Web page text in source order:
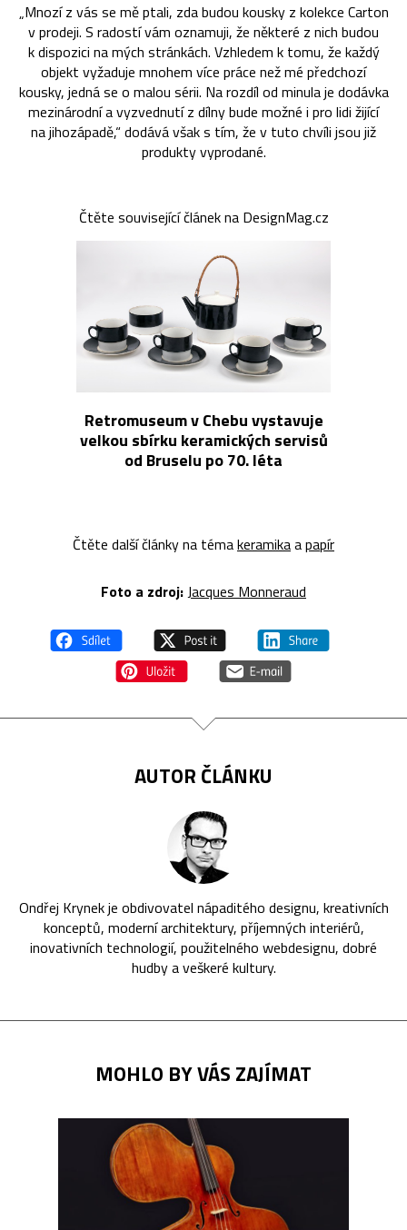
„Mnozí z vás se mě ptali, zda budou kousky z kolekce Carton
v prodeji. S radostí vám oznamuji, že některé z nich budou
k dispozici na mých stránkách. Vzhledem k tomu, že každý
objekt vyžaduje mnohem více práce než mé předchozí
kousky, jedná se o malou sérii. Na rozdíl od minula je dodávka
mezinárodní a vyzvednutí z dílny bude možné i pro lidi žijící
na jihozápadě,“ dodává však s tím, že v tuto chvíli jsou již
produkty vyprodané.
Čtěte související článek na DesignMag.cz
Retromuseum v Chebu vystavuje
velkou sbírku keramických servisů
od Bruselu po 70. léta
Čtěte další články na témakeramikaapapír
Foto a zdroj:Jacques Monneraud
AUTOR ČLÁNKU
Ondřej Krynek je obdivovatel nápaditého designu, kreativních
konceptů, moderní architektury, příjemných interiérů,
inovativních technologií, použitelného webdesignu, dobré
hudby a veškeré kultury.
MOHLO BY VÁS ZAJÍMAT